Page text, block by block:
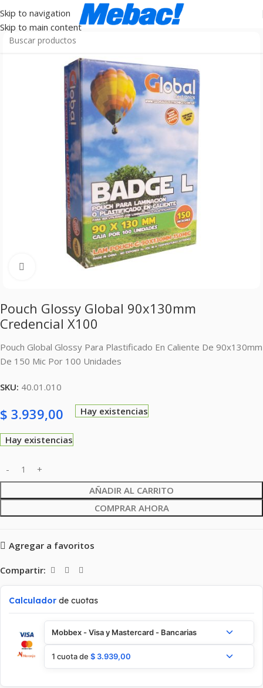
Skip to navigation
Skip to main content
Clic para ampliar
Pouch Glossy Global 90x130mm
Credencial X100
Pouch Global Glossy Para Plastificado En Caliente De 90x130mm
De 150 Mic Por 100 Unidades
SKU: 40.01.010
$ 3.939,00 Hay existencias
Hay existencias
AÑADIR AL CARRITO
COMPRAR AHORA
Agregar a favoritos
Compartir:
Calculador de cuotas
Mobbex - Visa y Mastercard - Bancarias
1 cuota de $ 3.939,00